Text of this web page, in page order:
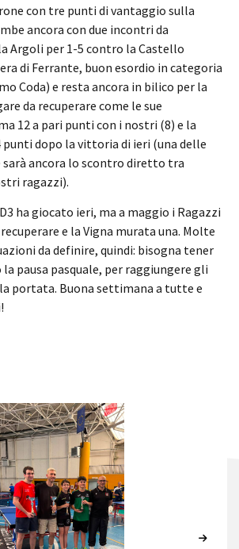
con tre punti di vantaggio sulla
ancora con due incontri da
Argoli per 1-5 contro la Castello
di Ferrante, buon esordio in categoria
Coda) e resta ancora in bilico per la
da recuperare come le sue
12 a pari punti con i nostri (8) e la
punti dopo la vittoria di ieri (una delle
sarà ancora lo scontro diretto tra
ragazzi).
ha giocato ieri, ma a maggio i Ragazzi
e la Vigna murata una. Molte
da definire, quindi: bisogna tener
pausa pasquale, per raggiungere gli
portata. Buona settimana a tutte e